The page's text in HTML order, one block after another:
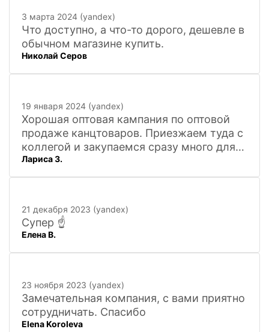
3 марта 2024 (yandex)
Что доступно, а что-то дорого, дешевле в
обычном магазине купить.
Николай Серов
19 января 2024 (yandex)
Хорошая оптовая кампания по оптовой
продаже канцтоваров. Приезжаем туда с
коллегой и закупаемся сразу много для
офиса. Удобно. Есть практически всё, что
нужно, и по хорошим ценам. Вежливый
искать
Лариса З.
21 декабря 2023 (yandex)
Супер ☝️
Елена В.
23 ноября 2023 (yandex)
Замечательная компания, с вами приятно
сотрудничать. Спасибо
Elena Koroleva